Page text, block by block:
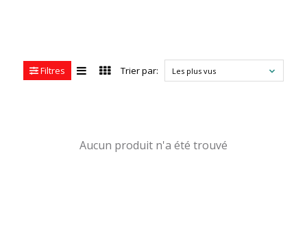
Filtres Trier par: Les plus vus
Aucun produit n'a été trouvé